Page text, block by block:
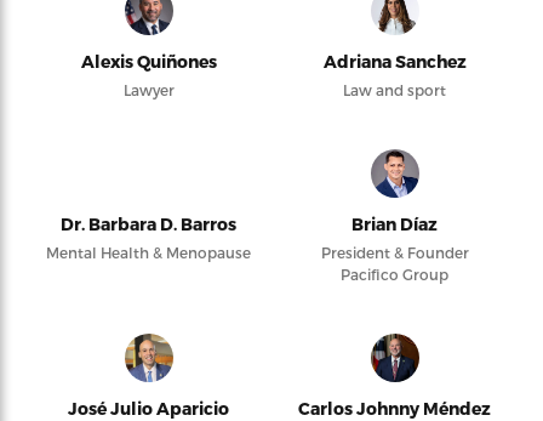
Alexis Quiñones
Lawyer
Adriana Sanchez
Law and sport
Dr. Barbara D. Barros
Mental Health & Menopause
Brian Díaz
President & Founder
Pacifico Group
José Julio Aparicio
Carlos Johnny Méndez